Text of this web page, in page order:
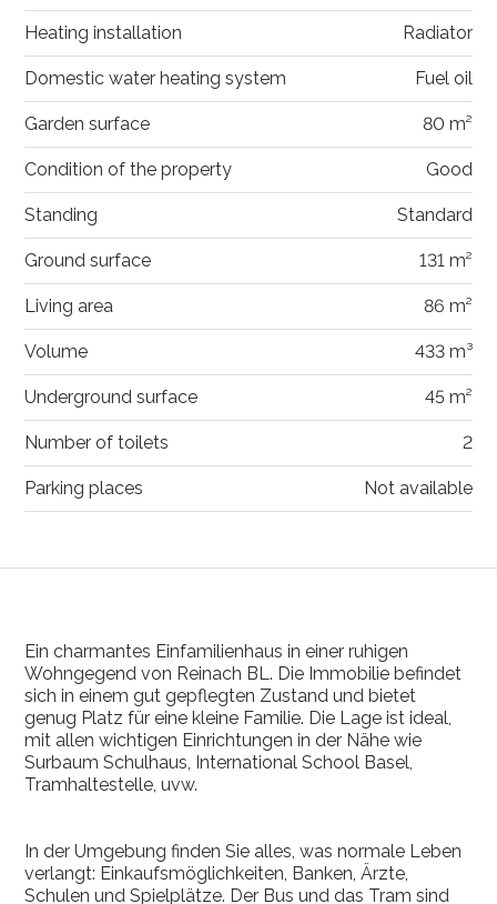
Ein charmantes Einfamilienhaus in einer ruhigen
Wohngegend von Reinach BL. Die Immobilie befindet
sich in einem gut gepflegten Zustand und bietet
genug Platz für eine kleine Familie. Die Lage ist ideal,
mit allen wichtigen Einrichtungen in der Nähe wie
Surbaum Schulhaus, International School Basel,
Tramhaltestelle, uvw.
In der Umgebung finden Sie alles, was normale Leben
verlangt: Einkaufsmöglichkeiten, Banken, Ärzte,
Schulen und Spielplätze. Der Bus und das Tram sind
Heating installation Radiator
Domestic water heating system Fuel oil
Garden surface 80 m²
Condition of the property Good
Standing Standard
Ground surface 131 m²
Living area 86 m²
Volume 433 m³
Underground surface 45 m²
Number of toilets 2
Parking places Not available